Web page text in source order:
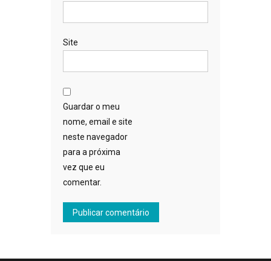
Site
Guardar o meu
nome, email e site
neste navegador
para a próxima
vez que eu
comentar.